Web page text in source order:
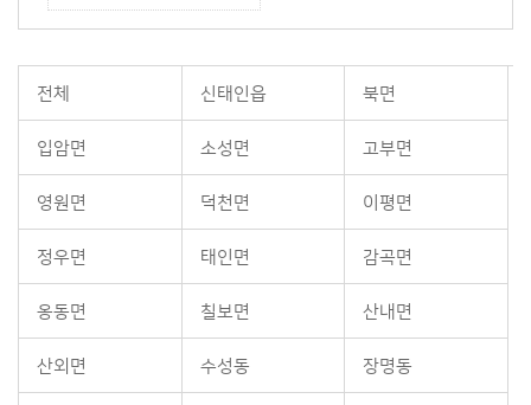
전체 신태인읍 북면
입암면 소성면 고부면
영원면 덕천면 이평면
정우면 태인면 감곡면
옹동면 칠보면 산내면
산외면 수성동 장명동